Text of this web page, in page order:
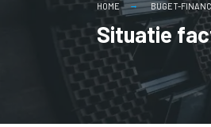
HOME BUGET-
Situatie